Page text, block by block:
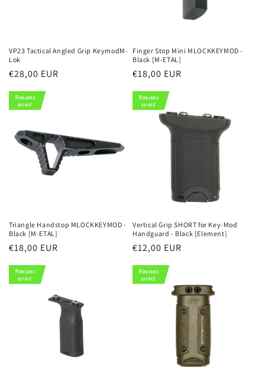
VP23 Tactical Angled Grip KeymodM-
Lok
Parastā
€28,00 EUR
Finger Stop Mini MLOCKKEYMOD -
Black [M-ETAL]
Parastā
€18,00 EUR
Pieejams
uzreiz!
Triangle Handstop MLOCKKEYMOD -
Black [M-ETAL]
Parastā
€18,00 EUR
Pieejams
uzreiz!
Vertical Grip SHORT for Key-Mod
Handguard - Black [Element]
Parastā
€12,00 EUR
Pieejams
uzreiz!
Pieejams
uzreiz!